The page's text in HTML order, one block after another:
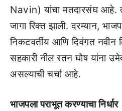
Navin) यांचा मतदारसंघ आहे.
जागा रिक्त झाली. दरम्यान,
निकटवर्तीय आणि दिवंगत नवीन
सहकारी नील रतन घोष यांना
असल्याची चर्चा आहे.
भाजपला पराभूत करण्याचा निर्धार